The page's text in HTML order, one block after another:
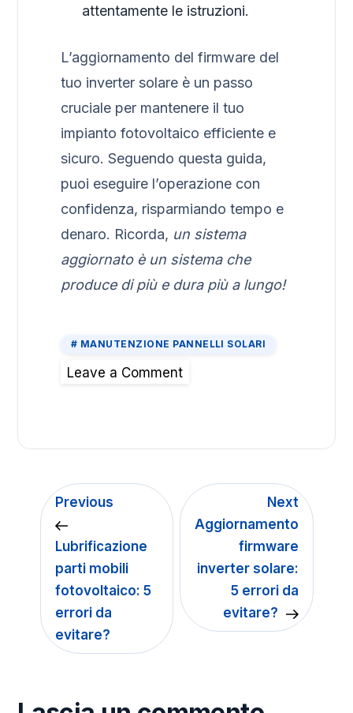
attentamente le istruzioni.
L’aggiornamento del firmware del
tuo inverter solare è un passo
cruciale per mantenere il tuo
impianto fotovoltaico efficiente e
sicuro. Seguendo questa guida,
puoi eseguire l’operazione con
confidenza, risparmiando tempo e
denaro. Ricorda, un sistema
aggiornato è un sistema che
produce di più e dura più a lungo!
MANUTENZIONE PANNELLI SOLARI
Leave a Comment
Previous
Lubrificazione
parti mobili
fotovoltaico: 5
errori da
evitare?
Next
Aggiornamento
firmware
inverter solare:
5 errori da
evitare?